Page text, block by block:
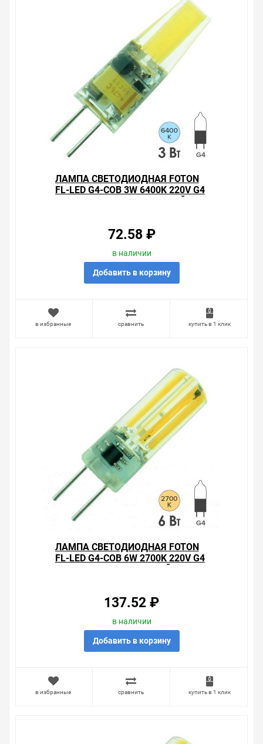
преимущества конкретного товара, получить
информацию об отличительных особенностях товара,
который вы собираетесь купить. Мы всегда рады
помочь, посоветовать, рассказать подробно о товарах
Свяжитесь с нами любым способом, который для вас
наиболее удобен. С удовольствием ответим на все
ЛАМПА СВЕТОДИОДНАЯ FOTON
FL-LED G4-COB 3W 6400K 220V G4
72.58 ₽
в наличии
Добавить в корзину
в избранные сравнить купить в 1 клик
ЛАМПА СВЕТОДИОДНАЯ FOTON
FL-LED G4-COB 6W 2700K 220V G4
137.52 ₽
в наличии
Добавить в корзину
в избранные сравнить купить в 1 клик